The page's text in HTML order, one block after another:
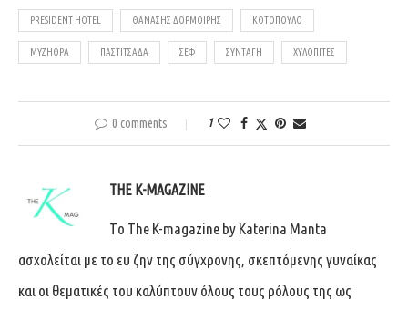
PRESIDENT HOTEL ΘΑΝΆΣΗΣ ΔΟΡΜΟΊΡΗΣ ΚΟΤΌΠΟΥΛΟ
ΜΥΖΉΘΡΑ ΠΑΣΤΙΤΣΆΔΑ ΣΕΦ ΣΥΝΤΑΓΉ ΧΥΛΟΠΊΤΕΣ
0 comments 1
THE K-MAGAZINE
Tο The K-magazine by Katerina Manta
ασχολείται με το ευ ζην της σύγχρονης, σκεπτόμενης γυναίκας
και οι θεματικές του καλύπτουν όλους τους ρόλους της ως